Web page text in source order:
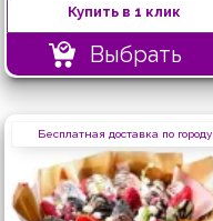
Купить в 1 клик
Выбрать
Бесплатная доставка по городу